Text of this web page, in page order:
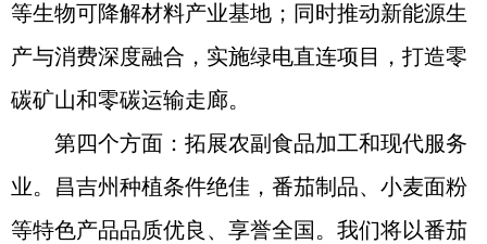
等生物可降解材料产业基地；同时推动新能源生
产与消费深度融合，实施绿电直连项目，打造零
碳矿山和零碳运输走廊。
第四个方面：拓展农副食品加工和现代服务
业。昌吉州种植条件绝佳，番茄制品、小麦面粉
等特色产品品质优良、享誉全国。我们将以番茄